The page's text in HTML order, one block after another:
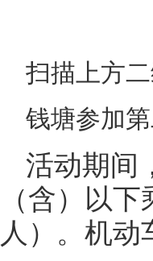
扫描上方
钱塘参加
活动期间
（含）以
人）。机